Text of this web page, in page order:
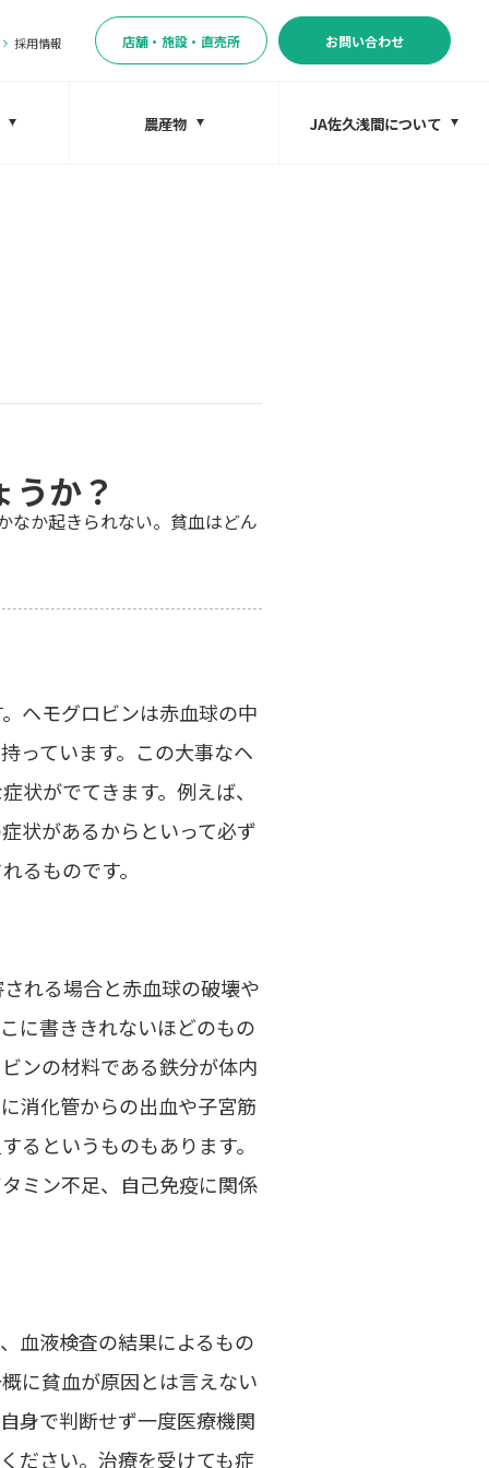
採用情報 店舗・施設・直売所 お問い合わせ
農産物 JA佐久浅間について
か？
なか起きられない。貧血はどん
ヘモグロビンは赤血球の中
っています。この大事なヘ
がでてきます。例えば、
状があるからといって必ず
るものです。
れる場合と赤血球の破壊や
に書ききれないほどのもの
ンの材料である鉄分が体内
消化管からの出血や子宮筋
るというものもあります。
ミン不足、自己免疫に関係
血液検査の結果によるもの
に貧血が原因とは言えない
身で判断せず一度医療機関
ださい。治療を受けても症